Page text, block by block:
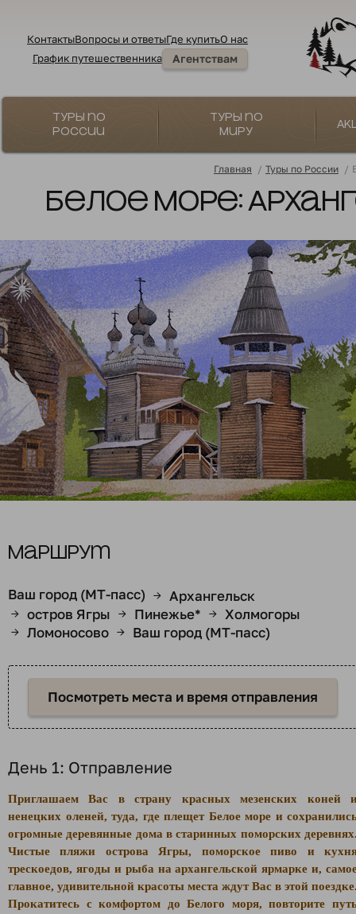
КонтактыВопросы и ответыГде купитьО нас
График путешественника
Агентствам
Туры по
России
Туры по
миру
Главная / Туры по России /
Белое море:
Маршрут
Ваш город (МТ-пасс) → Архангельск
→ остров Ягры → Пинежье* → Холмогоры
→ Ломоносово → Ваш город (МТ-пасс)
Посмотреть места и время отправления
День 1: Отправление
Приглашаем Вас в страну красных мезенских коней
ненецких оленей, туда, где плещет Белое море и
огромные деревянные дома в старинных поморских
Чиcтые пляжи острова Ягры, поморское пиво и
трескоедов, ягоды и рыба на архангельской ярмарке и,
главное, удивительной красоты места ждут Вас в этой
Прокатитесь с комфортом до Белого моря, повторите